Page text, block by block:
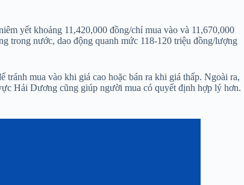
yết khoảng 11,420,000 đồng/chỉ mua vào và 11,670,000
trong nước, dao động quanh mức 118-120 triệu đồng/lượng
mua vào khi giá cao hoặc bán ra khi giá thấp. Ngoài ra,
Hải Dương cũng giúp người mua có quyết định hợp lý hơn.